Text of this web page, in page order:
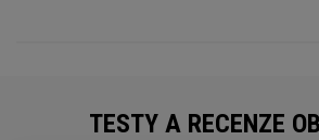
TESTY A RECENZE